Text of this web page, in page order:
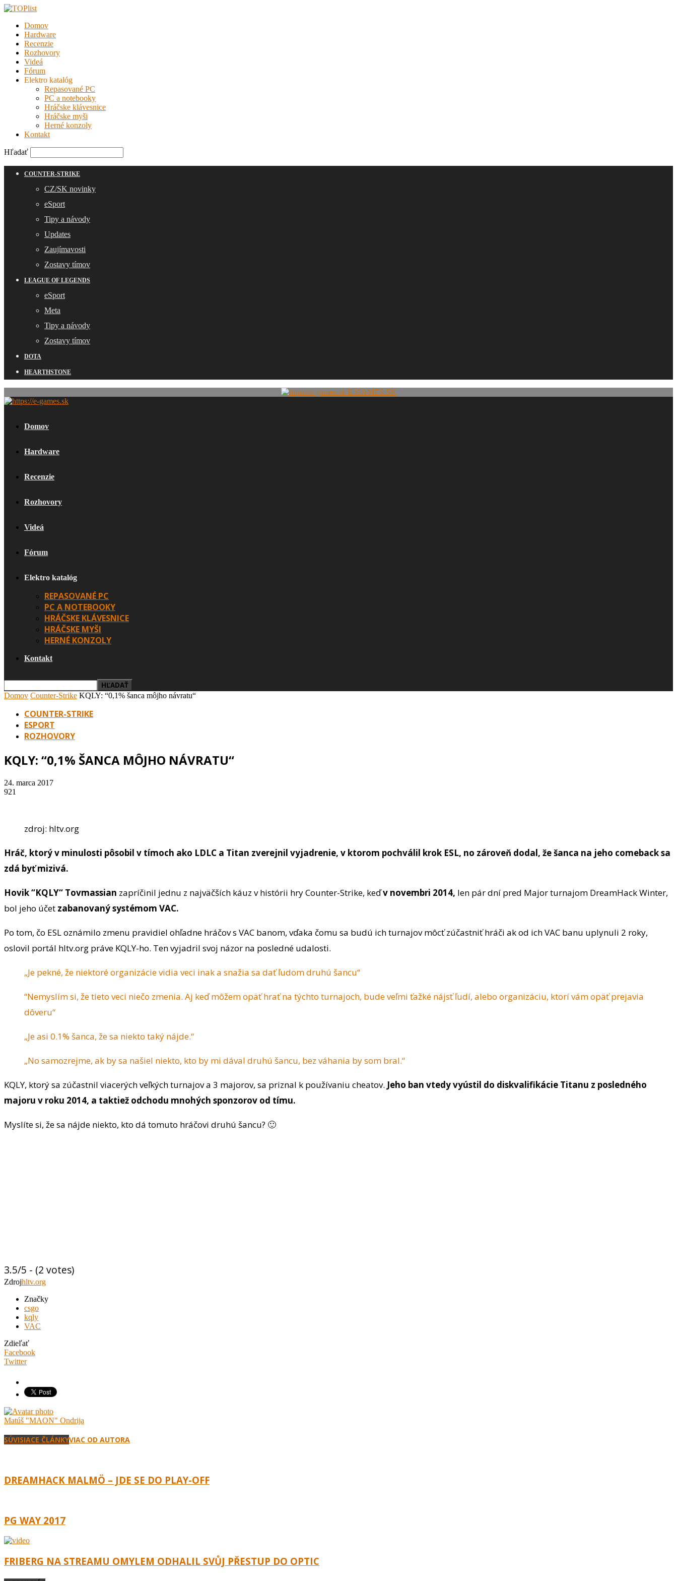
Domov
Hardware
Recenzie
Rozhovory
Videá
Fórum
Elektro katalóg
Repasované PC
PC a notebooky
Hráčske klávesnice
Hráčske myši
Herné konzoly
Kontakt
Hľadať
COUNTER-STRIKE
CZ/SK novinky
eSport
Tipy a návody
Updates
Zaujímavosti
Zostavy tímov
LEAGUE OF LEGENDS
eSport
Meta
Tipy a návody
Zostavy tímov
DOTA
HEARTHSTONE
E-GAMES.SK
Domov
Hardware
Recenzie
Rozhovory
Videá
Fórum
Elektro katalóg
REPASOVANÉ PC
PC A NOTEBOOKY
HRÁČSKE KLÁVESNICE
HRÁČSKE MYŠI
HERNÉ KONZOLY
Kontakt
Domov Counter-Strike KQLY: “0,1% šanca môjho návratu“
COUNTER-STRIKE
ESPORT
ROZHOVORY
KQLY: “0,1% ŠANCA MÔJHO NÁVRATU“
24. marca 2017
921
zdroj: hltv.org
Hráč, ktorý v minulosti pôsobil v tímoch ako LDLC a Titan zverejnil vyjadrenie, v ktorom pochválil krok ESL, no zároveň dodal, že šanca na jeho comeback sa
zdá byť mizivá.
Hovik “KQLY“ Tovmassian zapríčinil jednu z najväčších káuz v histórii hry Counter-Strike, keďv novembri 2014, len pár dní pred Major turnajom DreamHack Winter,
bol jeho účet zabanovaný systémom VAC.
Po tom, čo ESL oznámilo zmenu pravidiel ohľadne hráčov s VAC banom, vďaka čomu sa budú ich turnajov môcť zúčastniť hráči ak od ich VAC banu uplynuli 2 roky,
oslovil portál hltv.org práve KQLY-ho. Ten vyjadril svoj názor na posledné udalosti.
„Je pekné, že niektoré organizácie vidia veci inak a snažia sa dať ľudom druhú šancu“
“Nemyslím si, že tieto veci niečo zmenia. Aj keď môžem opäť hrať na týchto turnajoch, bude veľmi ťažké nájsť ľudí, alebo organizáciu, ktorí vám opäť prejavia
dôveru“
„Je asi 0.1% šanca, že sa niekto taký nájde.“
„No samozrejme, ak by sa našiel niekto, kto by mi dával druhú šancu, bez váhania by som bral.“
KQLY, ktorý sa zúčastnil viacerých veľkých turnajov a 3 majorov, sa priznal k používaniu cheatov. Jeho ban vtedy vyústil do diskvalifikácie Titanu z posledného
majoru v roku 2014, a taktiež odchodu mnohých sponzorov od tímu.
Myslíte si, že sa nájde niekto, kto dá tomuto hráčovi druhú šancu? 🙂
3.5/5 - (2 votes)
Zdrojhltv.org
Značky
csgo
kqly
VAC
Zdieľať
Facebook
Twitter
Matúš "MAON" Ondrija
SÚVISIACE ČLÁNKYVIAC OD AUTORA
DREAMHACK MALMÖ – JDE SE DO PLAY-OFF
PG WAY 2017
FRIBERG NA STREAMU OMYLEM ODHALIL SVŮJ PŘESTUP DO OPTIC